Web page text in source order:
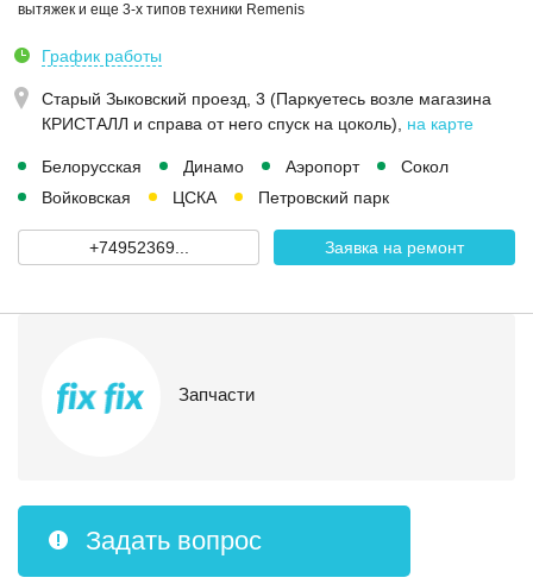
вытяжек и еще 3-х типов техники Remenis
График работы
Старый Зыковский проезд, 3 (Паркуетесь возле магазина
КРИСТАЛЛ и справа от него спуск на цоколь)
на карте
Белорусская Динамо Аэропорт
Сокол
Войковская
ЦСКА Петровский парк
+74952369... Заявка на ремонт
Запчасти
Задать вопрос